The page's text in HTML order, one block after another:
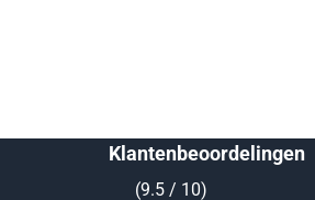
Klantenbeoordelingen
(9.5 / 10)